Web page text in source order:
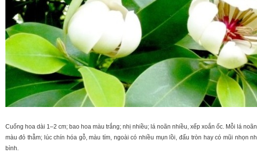
Cuống hoa dài 1–2 cm; bao hoa màu trắng; nhị nhiều; lá noãn nhiều, xếp xoắn ốc. Mỗi lá
màu đỏ thẫm; lúc chín hóa gỗ, màu tím, ngoài có nhiều mụn lồi, đấu tròn hay có mũi nhọn
bình.